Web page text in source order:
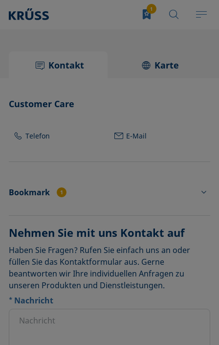
Kontakt Karte
Customer Care
Telefon E-Mail
Bookmark 1
Nehmen Sie mit uns Kontakt auf
Haben Sie Fragen? Rufen Sie einfach uns an oder
füllen Sie das Kontaktformular aus. Gerne
beantworten wir Ihre individuellen Anfragen zu
unseren Produkten und Dienstleistungen.
* Nachricht